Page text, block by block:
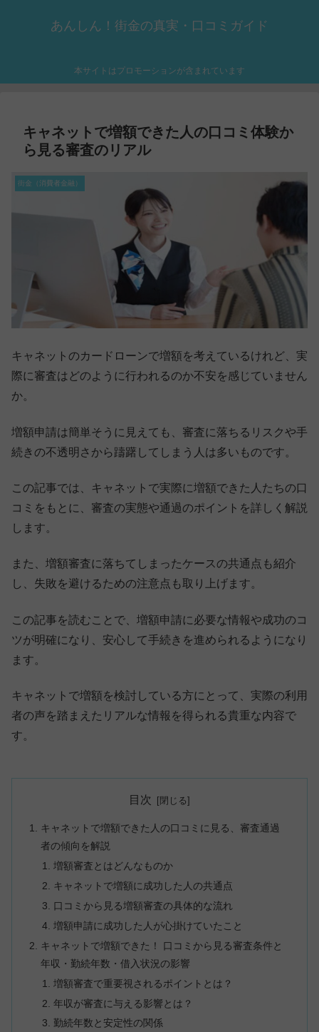
あんしん！街金の真実・口コミガイド
本サイトはプロモーションが含まれています
キャネットで増額できた人の口コミ体験か
ら見る審査のリアル
街金（消費者金融）
キャネットのカードローンで増額を考えているけれど、実
際に審査はどのように行われるのか不安を感じていません
か。
増額申請は簡単そうに見えても、審査に落ちるリスクや手
続きの不透明さから躊躇してしまう人は多いものです。
この記事では、キャネットで実際に増額できた人たちの口
コミをもとに、審査の実態や通過のポイントを詳しく解説
します。
また、増額審査に落ちてしまったケースの共通点も紹介
し、失敗を避けるための注意点も取り上げます。
この記事を読むことで、増額申請に必要な情報や成功のコ
ツが明確になり、安心して手続きを進められるようになり
ます。
キャネットで増額を検討している方にとって、実際の利用
者の声を踏まえたリアルな情報を得られる貴重な内容で
す。
目次
キャネットで増額できた人の口コミに見る、審査通過
者の傾向を解説
増額審査とはどんなものか
キャネットで増額に成功した人の共通点
口コミから見る増額審査の具体的な流れ
増額申請に成功した人が心掛けていたこと
キャネットで増額できた！ 口コミから見る審査条件と
年収・勤続年数・借入状況の影響
増額審査で重要視されるポイントとは？
年収が審査に与える影響とは？
勤続年数と安定性の関係